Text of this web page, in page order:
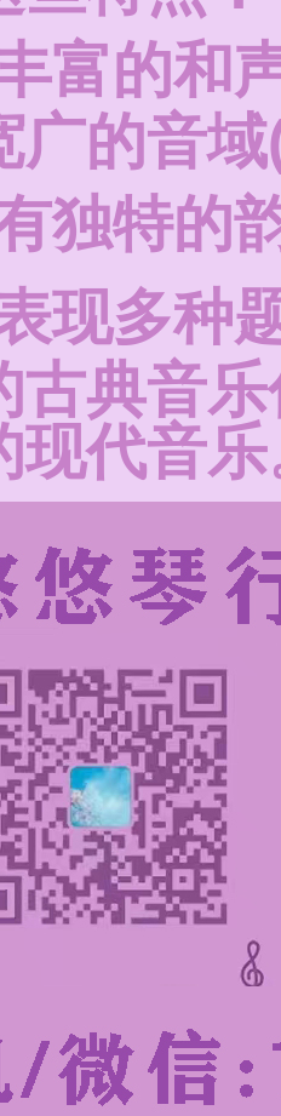
富的和
广的音
独特的
现多种
古典音
现代音